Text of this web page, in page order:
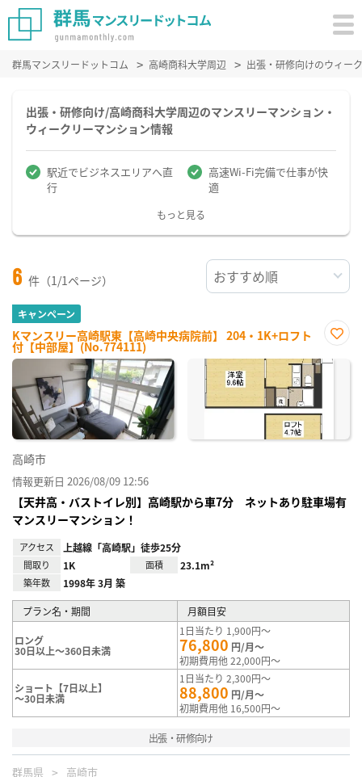
群馬マンスリードットコム 高崎商科大学周辺 出張・研修向けのウィー
出張・研修向け/高崎商科大学周辺のマンスリーマンション・
ウィークリーマンション情報
駅近でビジネスエリアへ直
行
高速Wi-Fi完備で仕事が快
適
もっと見る
6 件（1/1ページ）
キャンペーン
Kマンスリー高崎駅東【高崎中央病院前】 204・1K+ロフト
付【中部屋】(No.774111)
に入
高崎市
情報更新日 2026/08/09 12:56
【天井高・バストイレ別】高崎駅から車7分 ネットあり駐車場有
マンスリーマンション！
アクセス 上越線「高崎駅」徒歩25分
間取り 1K 面積 23.1m²
築年数 1998年 3月 築
プラン名・期間 月額目安
ロング
30日以上～360日未満
1日当たり 1,900円～
76,800 円/月～
初期費用他 22,000円～
ショート【7日以上】
～30日未満
1日当たり 2,300円～
88,800 円/月～
初期費用他 16,500円～
出張・研修向け
群馬県 高崎市